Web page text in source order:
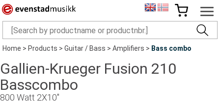
Home>Products>Guitar / Bass>Amplifiers> Bass combo
Gallien-Krueger Fusion 210
Basscombo
800 Watt 2X10"